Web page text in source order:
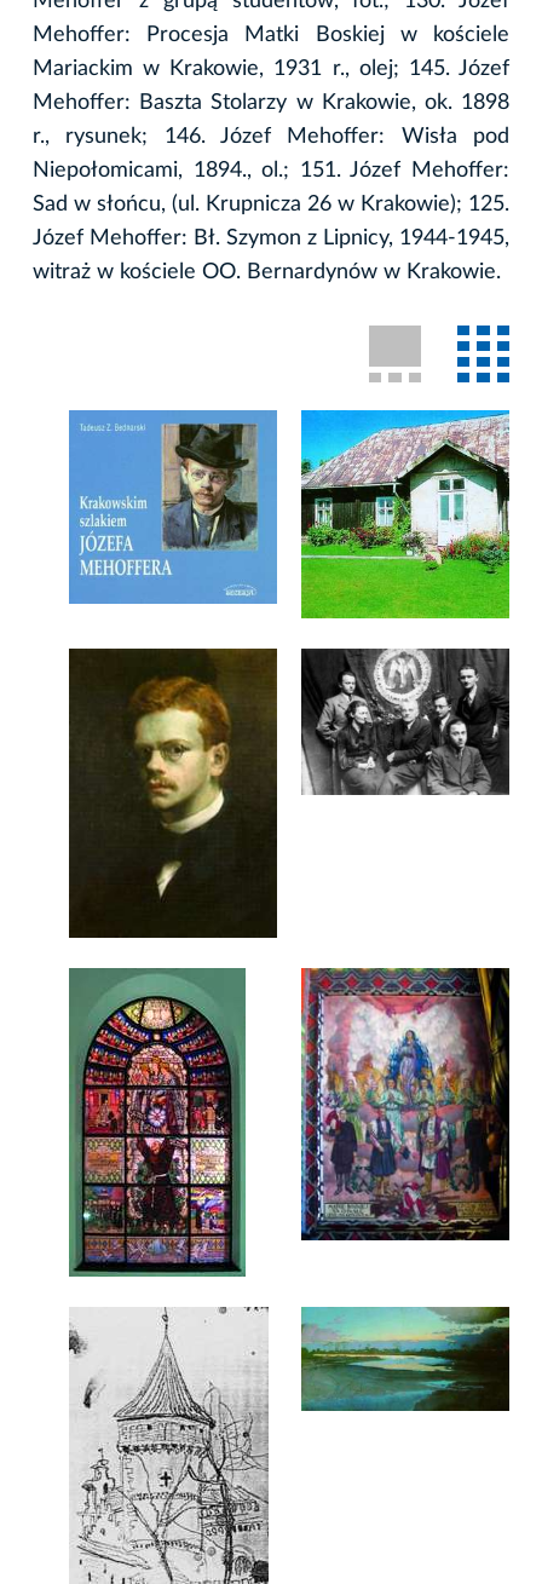
Mehoffer: Procesja Matki Boskiej w kościele
Mariackim w Krakowie, 1931 r., olej; 145. Józef
Mehoffer: Baszta Stolarzy w Krakowie, ok. 1898
r., rysunek; 146. Józef Mehoffer: Wisła pod
Niepołomicami, 1894., ol.; 151. Józef Mehoffer:
Sad w słońcu, (ul. Krupnicza 26 w Krakowie); 125.
Józef Mehoffer: Bł. Szymon z Lipnicy, 1944-1945,
witraż w kościele OO. Bernardynów w Krakowie.